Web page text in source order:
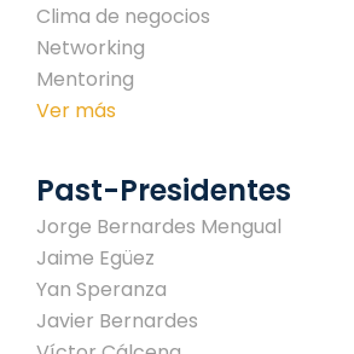
Clima de negocios
Networking
Mentoring
Ver más
Past-Presidentes
Jorge Bernardes Mengual
Jaime Egüez
Yan Speranza
Javier Bernardes